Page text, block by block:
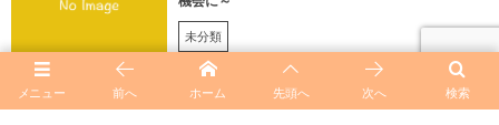
未分類
heemory_subの記事一覧
メニュー 検索
前へ ホーム 先頭へ 次へ